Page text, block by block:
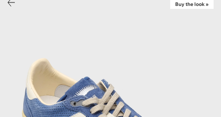
Buy the look »